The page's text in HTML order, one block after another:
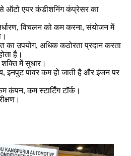
ऑटो एयर कंडीशनिंग कंप्रेसर का
विचलन को कम करना, संयोजन में
का उपयोग, अधिक कठोरता प्रदान करता
है।
शक्ति में सुधार।
इनपुट पावर कम हो जाती है और इंजन पर
कम स्टार्टिंग टॉर्क।